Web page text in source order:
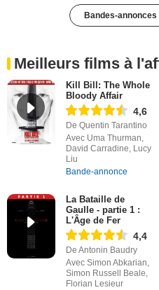
Bandes-
Meilleurs films à
Kill Bill: The Whole
Bloody Affair
4,6
De Quentin Tarantino
Avec Uma Thurman,
David Carradine, Lucy
Liu
Bande-annonce
La Bataille de
Gaulle - partie 1 :
L'Âge de Fer
4,4
De Antonin Baudry
Avec Simon Abkarian,
Simon Russell Beale,
Florian Lesieur